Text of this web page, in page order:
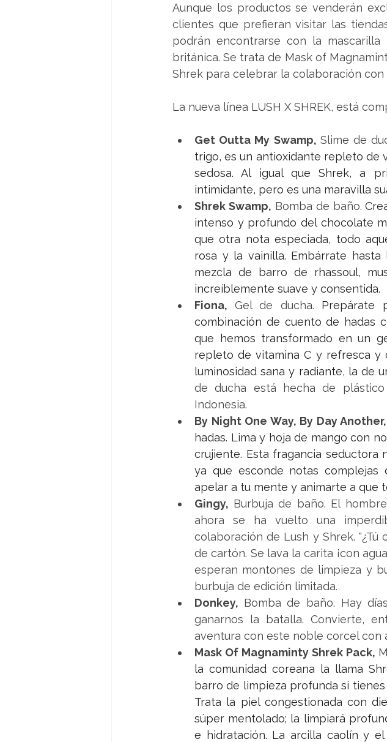
Aunque los productos se venderán
clientes que prefieran visitar las
podrán encontrarse con la
británica. Se trata de Mask of
Shrek para celebrar la colaboración con
La nueva línea LUSH X SHREK, está
Get Outta My Swamp, Slime de
trigo, es un antioxidante repleto de
sedosa. Al igual que Shrek, a
intimidante, pero es una maravilla
Shrek Swamp, Bomba de baño.
intenso y profundo del chocolate
que otra nota especiada, todo
rosa y la vainilla. Embárrate
mezcla de barro de rhassoul,
increíblemente suave y consentida.
Fiona, Gel de ducha. Prepárate
combinación de cuento de hadas
que hemos transformado en un
repleto de vitamina C y refresca y
luminosidad sana y radiante, la de
de ducha está hecha de
Indonesia.
By Night One Way, By Day Another,
hadas. Lima y hoja de mango con
crujiente. Esta fragancia
ya que esconde notas
apelar a tu mente y animarte a que
Gingy, Burbuja de baño. El
ahora se ha vuelto una
colaboración de Lush y Shrek.
de cartón. Se lava la carita ¡con
esperan montones de limpieza y
burbuja de edición limitada.
Donkey, Bomba de baño. Hay
ganarnos la batalla. Convierte,
aventura con este noble corcel con
Mask Of Magnaminty Shrek Pack,
la comunidad coreana la llama
barro de limpieza profunda si
Trata la piel congestionada con
súper mentolado; la limpiará
e hidratación. La arcilla caolín y